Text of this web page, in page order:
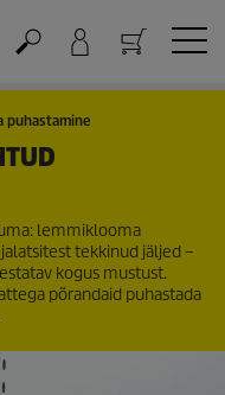
puhastamine
lemmiklooma
tekkinud jäljed –
kogus mustust.
põrandaid puhastada